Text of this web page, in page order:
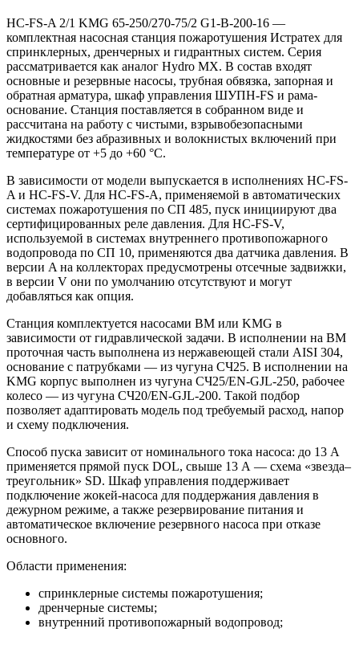
HC-FS-A 2/1 KMG 65-250/270-75/2 G1-B-200-16 —
комплектная насосная станция пожаротушения Истратех для
спринклерных, дренчерных и гидрантных систем. Серия
рассматривается как аналог Hydro MX. В состав входят
основные и резервные насосы, трубная обвязка, запорная и
обратная арматура, шкаф управления ШУПН-FS и рама-
основание. Станция поставляется в собранном виде и
рассчитана на работу с чистыми, взрывобезопасными
жидкостями без абразивных и волокнистых включений при
температуре от +5 до +60 °С.
В зависимости от модели выпускается в исполнениях HC-FS-
A и HC-FS-V. Для HC-FS-A, применяемой в автоматических
системах пожаротушения по СП 485, пуск инициируют два
сертифицированных реле давления. Для HC-FS-V,
используемой в системах внутреннего противопожарного
водопровода по СП 10, применяются два датчика давления. В
версии A на коллекторах предусмотрены отсечные задвижки,
в версии V они по умолчанию отсутствуют и могут
добавляться как опция.
Станция комплектуется насосами BM или KMG в
зависимости от гидравлической задачи. В исполнении на BM
проточная часть выполнена из нержавеющей стали AISI 304,
основание с патрубками — из чугуна СЧ25. В исполнении на
KMG корпус выполнен из чугуна СЧ25/EN-GJL-250, рабочее
колесо — из чугуна СЧ20/EN-GJL-200. Такой подбор
позволяет адаптировать модель под требуемый расход, напор
и схему подключения.
Способ пуска зависит от номинального тока насоса: до 13 А
применяется прямой пуск DOL, свыше 13 А — схема «звезда–
треугольник» SD. Шкаф управления поддерживает
подключение жокей-насоса для поддержания давления в
дежурном режиме, а также резервирование питания и
автоматическое включение резервного насоса при отказе
основного.
Области применения:
спринклерные системы пожаротушения;
дренчерные системы;
внутренний противопожарный водопровод;